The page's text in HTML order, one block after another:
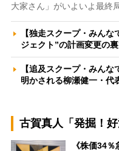
大家さん」がいよいよ最終
【独走スクープ・みん
ジェクト”の計画変更の
【追及スクープ・みん
明かされる柳瀬健一・代
古賀真人「発掘！好
《株価34